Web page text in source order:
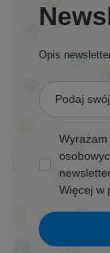
Opis
Podaj
Więcej w